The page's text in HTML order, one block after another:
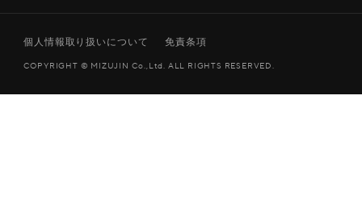
個人情報取り扱いについて 免責条項
COPYRIGHT © MIZUJIN Co.,Ltd. ALL RIGHTS RESERVED.